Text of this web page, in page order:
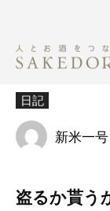
日記
新米一号
盗るか貰う